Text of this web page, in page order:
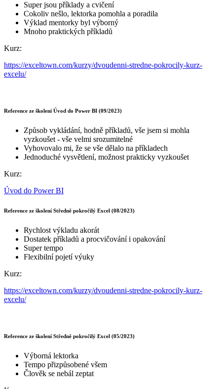
Super jsou příklady a cvičení
Cokoliv nešlo, lektorka pomohla a poradila
Výklad mentorky byl výborný
Mnoho praktických příkladů
Kurz:
https://exceltown.com/kurzy/dvoudenni-stredne-pokrocily-kurz-
excelu/
Reference ze školení Úvod do Power BI (09/2023)
Způsob vykládání, hodně příkladů, vše jsem si mohla
vyzkoušet - vše velmi srozumitelné
Vyhovovalo mi, že se vše dělalo na příkladech
Jednoduché vysvětlení, možnost prakticky vyzkoušet
Kurz:
Úvod do Power BI
Reference ze školení Středně pokročilý Excel (08/2023)
Rychlost výkladu akorát
Dostatek příkladů a procvičování i opakování
Super tempo
Flexibilní pojetí výuky
Kurz:
https://exceltown.com/kurzy/dvoudenni-stredne-pokrocily-kurz-
excelu/
Reference ze školení Středně pokročilý Excel (05/2023)
Výborná lektorka
Tempo přizpůsobené všem
Člověk se nebál zeptat